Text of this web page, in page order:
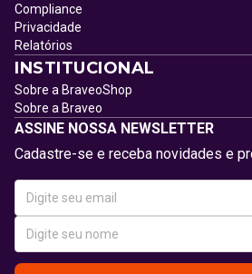
Compliance
Privacidade
Relatórios
INSTITUCIONAL
Sobre a BraveoShop
Sobre a Braveo
ASSINE NOSSA NEWSLETTER
Cadastre-se e receba novidades e